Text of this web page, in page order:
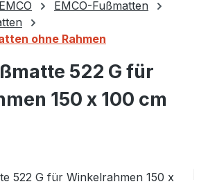
EMCO-Fußmatten
ohne Rahmen
522 G für
150 x 100 cm